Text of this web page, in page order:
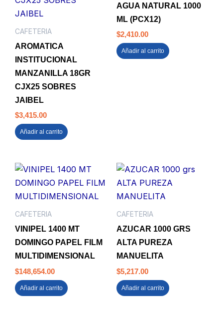
CAFETERIA
AROMATICA
INSTITUCIONAL
MANZANILLA 18GR
CJX25 SOBRES
JAIBEL
$3,415.00
Añadir al carrito
AGUA NATURAL 1000
ML (PCX12)
$2,410.00
Añadir al carrito
CAFETERIA
VINIPEL 1400 MT
DOMINGO PAPEL FILM
MULTIDIMENSIONAL
$148,654.00
Añadir al carrito
CAFETERIA
AZUCAR 1000 GRS
ALTA PUREZA
MANUELITA
$5,217.00
Añadir al carrito